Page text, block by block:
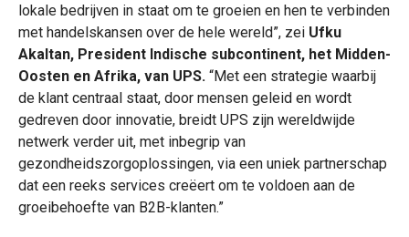
lokale bedrijven in staat om te groeien en hen te verbinden
met handelskansen over de hele wereld”, zei Ufku
Akaltan, President Indische subcontinent, het Midden-
Oosten en Afrika, van UPS. “Met een strategie waarbij
de klant centraal staat, door mensen geleid en wordt
gedreven door innovatie, breidt UPS zijn wereldwijde
netwerk verder uit, met inbegrip van
gezondheidszorgoplossingen, via een uniek partnerschap
dat een reeks services creëert om te voldoen aan de
groeibehoefte van B2B-klanten.”